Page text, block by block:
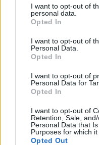
I want to opt-out of
personal data.
Opted In
I want to opt-out of
Personal Data.
Opted In
I want to opt-out of
Personal Data for
Opted In
I want to opt-out of
Retention, Sale,
Personal Data that
Purposes for which it
Opted Out
Ακολουθήστε το
και μάθετε πρώτοι
Για ακόμη
ειδήσεωντου E-
Ακολουθήστε το